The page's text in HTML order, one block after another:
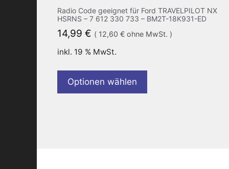
Radio Code geeignet für Ford TRAVELPILOT NX
HSRNS – 7 612 330 733 – BM2T-18K931-ED
14,99 € ( 12,60 € ohne MwSt. )
inkl. 19 % MwSt.
Optionen wählen